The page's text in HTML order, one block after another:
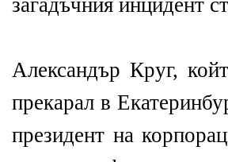
загадъчния инцидент
Александър Круг,
прекарал в
президент на